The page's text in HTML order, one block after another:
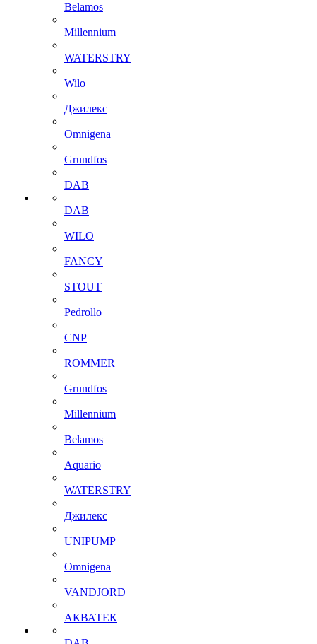
Belamos
Millennium
WATERSTRY
Wilo
Джилекс
Omnigena
Grundfos
DAB
DAB
WILO
FANCY
STOUT
Pedrollo
CNP
ROMMER
Grundfos
Millennium
Belamos
Aquario
WATERSTRY
Джилекс
UNIPUMP
Omnigena
VANDJORD
АКВАТЕК